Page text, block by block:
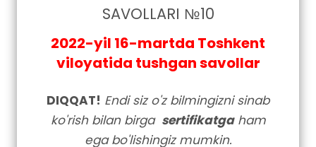
SAVOLLARI №10
2022-yil 16-martda Toshkent
viloyatida tushgan savollar
DIQQAT! Endi siz o'z bilmingizni sinab
ko'rish bilan birga sertifikatgaham
ega bo'lishingiz mumkin.